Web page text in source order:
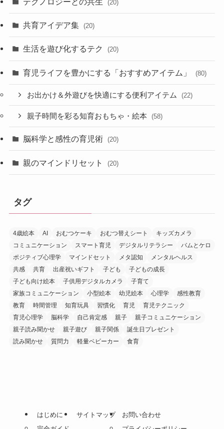
(20)
共育アイデア集 (20)
生活を遊び化するテク (20)
育児ライフを豊かにする「おすすめアイテム」 (80)
お出かけ＆外遊びを快適にする便利アイテム (22)
親子時間を彩る知育おもちゃ・絵本 (58)
脳科学と感性の育児術 (20)
親のマインドリセット (20)
タグ
4歳絵本 AI おむつケーキ おむつ替えシート
キッズカメラ
コミュニケーション
スマート育児 デジタルリテラシー
バムとケロ
ポジティブ心理学
マインドセット メタ認知
メンタルヘルス
共感
共育 出産祝いギフト 子ども
子どもの成長
子ども向け絵本
子供用デジタルカメラ
子育て
家族コミュニケーション
小型絵本 幼児絵本 心理学
感性教育
教育
時間管理 知育玩具 習慣化 育児
育児テクニック
育児心理学
脳科学 自己肯定感 親子
親子コミュニケーション
親子読み聞かせ
親子遊び 親子関係
誕生日プレゼント
読み聞かせ
質問力 軽量ベビーカー 食育
はじめに
サイトマップ
お問い合わせ